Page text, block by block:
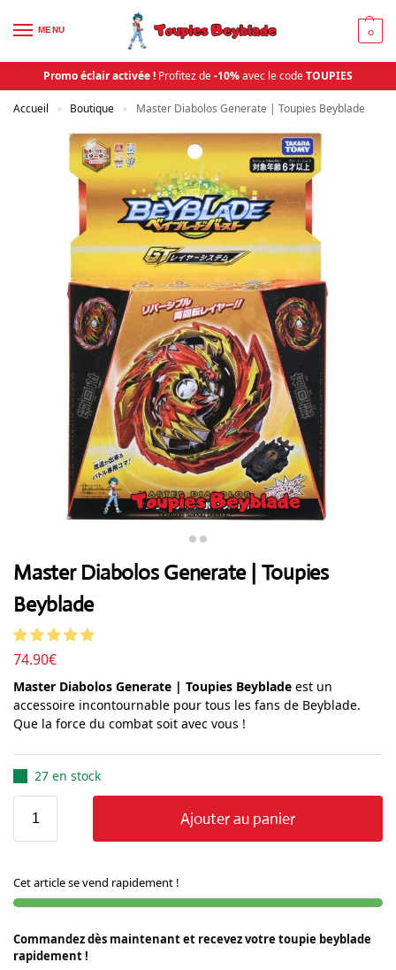
MENU 0
Promo éclair activée ! Profitez de-10%avec le codeTOUPIES
Accueil » Boutique » Master Diabolos Generate | Toupies Beyblade
Master Diabolos Generate | Toupies
Beyblade
74.90€
Master Diabolos Generate | Toupies Beyblade est un
accessoire incontournable pour tous les fans de Beyblade.
Que la force du combat soit avec vous !
27 en stock
Ajouter au panier
Cet article se vend rapidement !
Commandez dès maintenant et recevez votre toupie beyblade
rapidement !